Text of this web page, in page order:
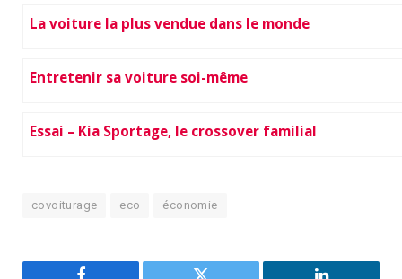
La voiture la plus vendue dans le monde
Entretenir sa voiture soi-même
Essai – Kia Sportage, le crossover familial
covoiturage eco économie